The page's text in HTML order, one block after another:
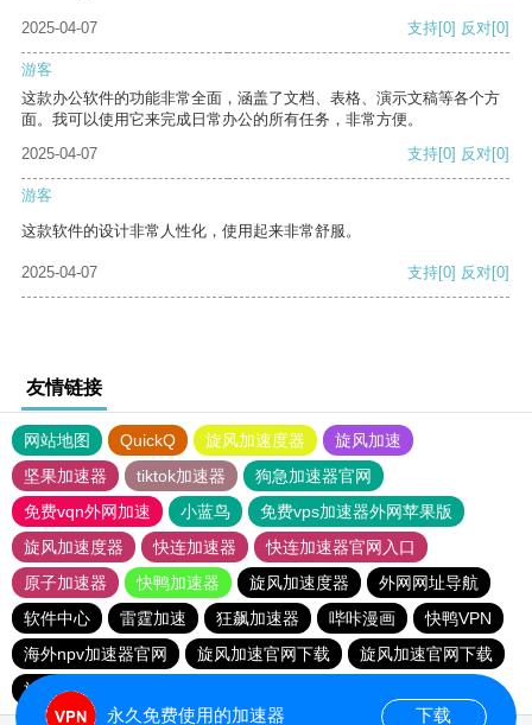
2025-04-07 支持[0] 反对[0]
游客
这款办公软件的功能非常全面，涵盖了文档、表格、演示文稿等各个方
面。我可以使用它来完成日常办公的所有任务，非常方便。
2025-04-07
支持[0] 反对[0]
游客
这款软件的设计非常人性化，使用起来非常舒服。
2025-04-07 支持[0] 反对[0]
友情链接
网站地图 QuickQ 旋风加速度器
旋风加速
坚果加速器
tiktok加速器
狗急加速器官网
免费vqn外网加速
小蓝鸟
免费vps加速器外网苹果版
旋风加速度器
快连加速器
快连加速器官网入口
原子加速器
快鸭加速器 旋风加速度器
外网网址导航
软件中心
雷霆加速 狂飙加速器 哔咔漫画
快鸭VPN
海外npv加速器官网
旋风加速官网下载
旋风加速官网下载
旋风加速官网下载
永久免费使用的加速器 下载